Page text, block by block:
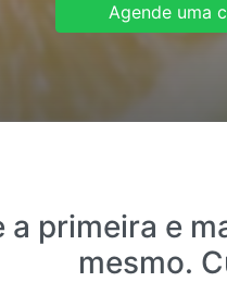
Agende uma
a primeira e
mesmo.